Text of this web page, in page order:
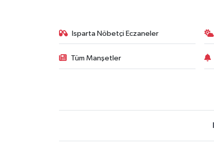
Isparta Nöbetçi Eczaneler
Tüm Manşetler